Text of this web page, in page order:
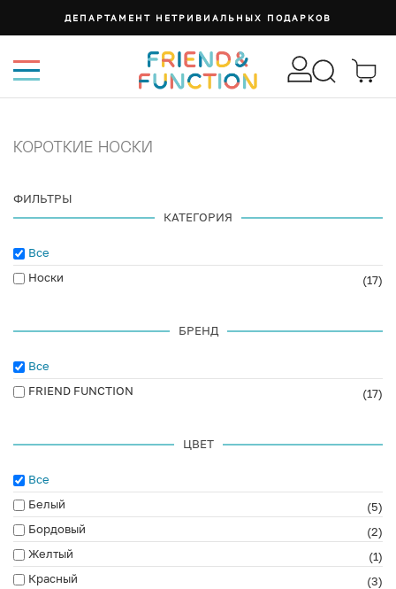
ДЕПАРТАМЕНТ НЕТРИВИАЛЬНЫХ ПОДАРКОВ
КОРОТКИЕ НОСКИ
ФИЛЬТРЫ
КАТЕГОРИЯ
Все
Носки
(17)
БРЕНД
Все
FRIEND FUNCTION
(17)
ЦВЕТ
Все
Белый
(5)
Бордовый
(2)
Желтый
(1)
Красный
(3)